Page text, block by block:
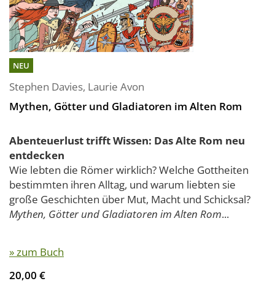
NEU
Stephen Davies, Laurie Avon
Mythen, Götter und Gladiatoren im Alten Rom
Abenteuerlust trifft Wissen: Das Alte Rom neu
entdecken
Wie lebten die Römer wirklich? Welche Gottheiten
bestimmten ihren Alltag, und warum liebten sie
große Geschichten über Mut, Macht und Schicksal?
Mythen, Götter und Gladiatoren im Alten Rom...
» zum Buch
20,00 €